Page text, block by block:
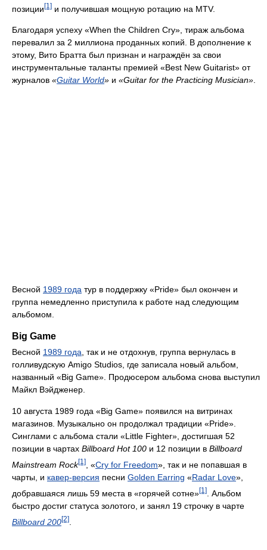
позиции[1] и получившая мощную ротацию на MTV.
Благодаря успеху «When the Children Cry», тираж альбома
перевалил за 2 миллиона проданных копий. В дополнение к
этому, Вито Братта был признан и награждён за свои
инструментальные таланты премией «Best New Guitarist» от
журналов «Guitar World» и «Guitar for the Practicing Musician».
Весной 1989 года тур в поддержку «Pride» был окончен и
группа немедленно приступила к работе над следующим
альбомом.
Big Game
Весной 1989 года, так и не отдохнув, группа вернулась в
голливудскую Amigo Studios, где записала новый альбом,
названный «Big Game». Продюсером альбома снова выступил
Майкл Вэйдженер.
10 августа 1989 года «Big Game» появился на витринах
магазинов. Музыкально он продолжал традиции «Pride».
Синглами с альбома стали «Little Fighter», достигшая 52
позиции в чартах Billboard Hot 100 и 12 позиции в Billboard
Mainstream Rock[1] , «Cry for Freedom», так и не попавшая в
чарты, и кавер-версия песни Golden Earring «Radar Love»,
добравшаяся лишь 59 места в «горячей сотне»[1]
. Альбом
быстро достиг статуса золотого, и занял 19 строчку в чарте
Billboard 200[2]